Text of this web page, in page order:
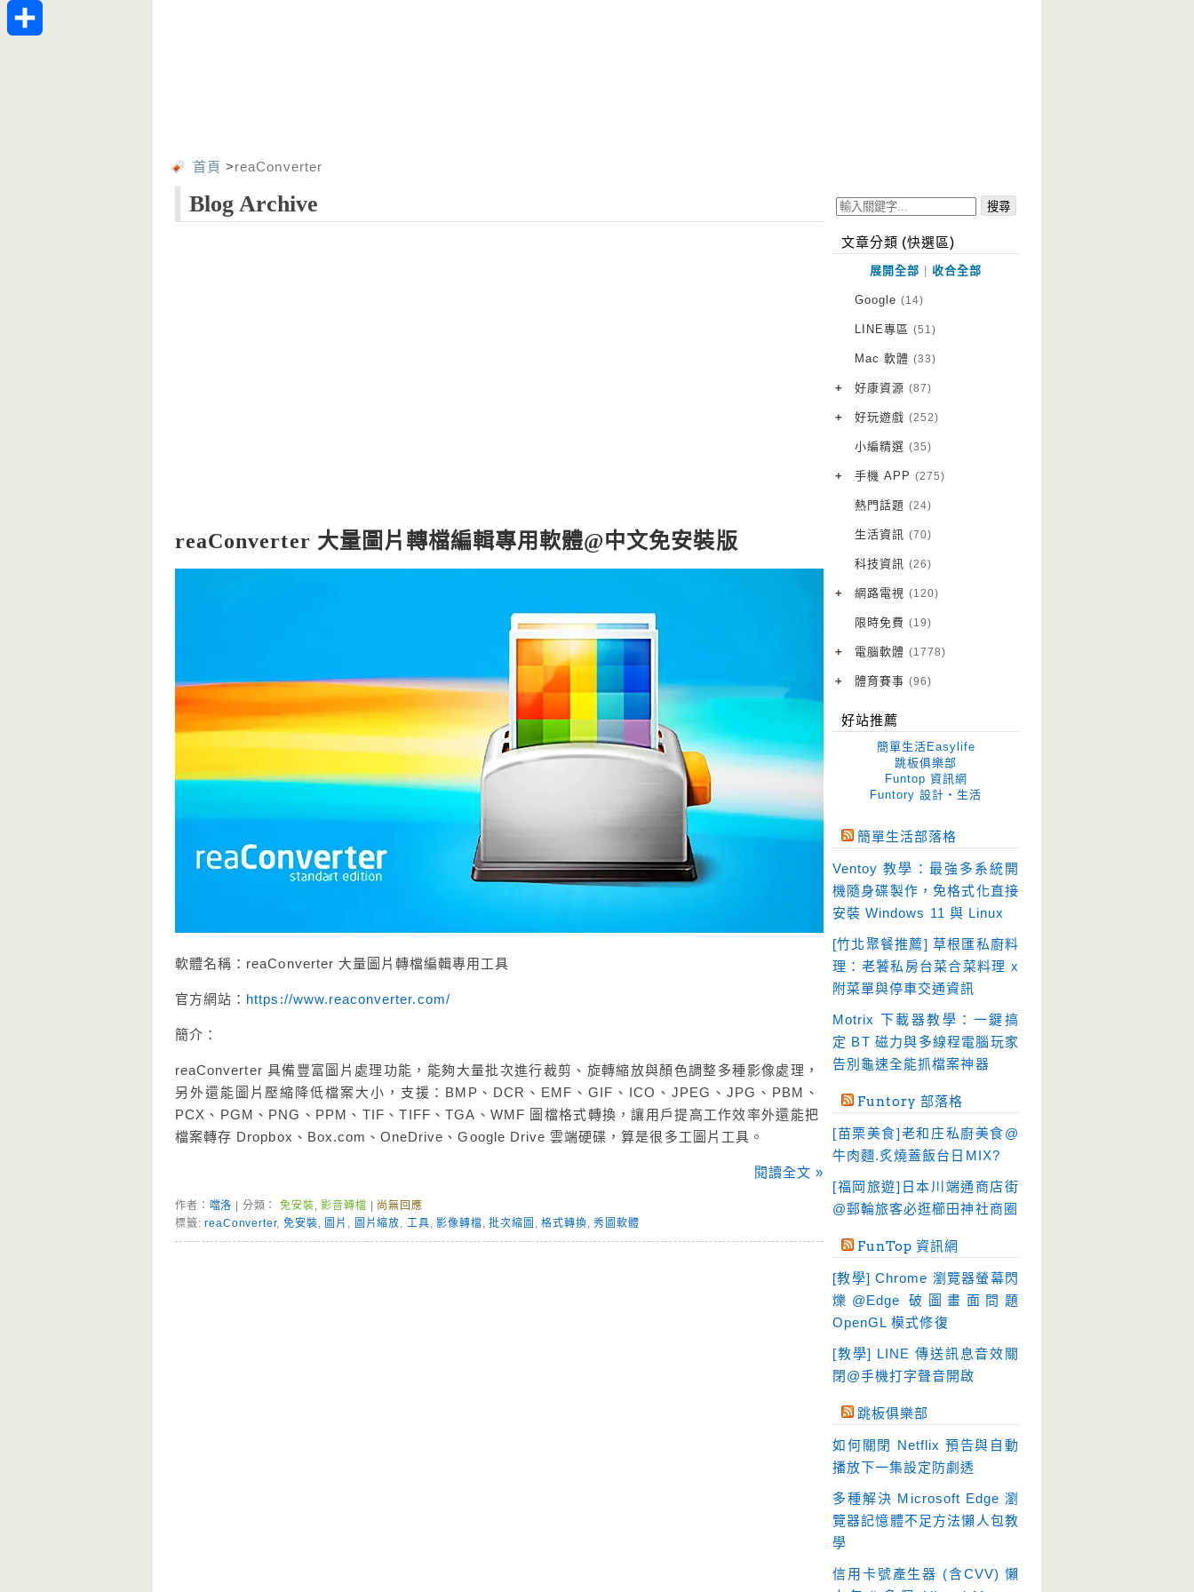
首頁 >reaConverter
Blog Archive
reaConverter 大量圖片轉檔編輯專用軟體@中文免安裝版
軟體名稱：reaConverter 大量圖片轉檔編輯專用工具
官方網站： https://www.reaconverter.com/
簡介：
reaConverter 具備豐富圖片處理功能，能夠大量批次進行裁剪、旋轉縮放與顏色調整多種影像處理，
另外還能圖片壓縮降低檔案大小，支援：BMP、DCR、EMF、GIF、ICO、JPEG、JPG、PBM、
PCX、PGM、PNG、PPM、TIF、TIFF、TGA、WMF 圖檔格式轉換，讓用戶提高工作效率外還能把
檔案轉存 Dropbox、Box.com、OneDrive、Google Drive 雲端硬碟，算是很多工圖片工具。
閱讀全文 »
作者： 噹洛 | 分類：免安裝,影音轉檔
尚無回應
標籤:reaConverter,免安裝, 圖片 , 圖片縮放, 工具,影像轉檔,批次縮圖 ,格式轉換,秀圖軟體
文章分類 (快選區)
展開全部 收合全部
Google (14)
LINE專區 (51)
Mac 軟體 (33)
+ 好康資源 (87)
VPN 翻牆
免費資源
字體下載
網站推薦
+ 好玩遊戲 (252)
Android 遊戲
iOS 遊戲
網頁遊戲
電腦遊戲
小編精選 (35)
+ 手機 APP (275)
Android 軟體
iOS 軟體
Root 相關
越獄JB
熱門話題 (24)
生活資訊 (70)
科技資訊 (26)
+ 網路電視 (120)
電視影集
電視節目
限時免費 (19)
+ 電腦軟體 (1778)
作業系統
優化軟體 (38)
光碟工具 (33)
免安裝 (641)
即時通訊 (23)
壓縮軟體 (9)
安全防護 (55)
影音播放 (51)
影音轉檔 (81)
教育學習 (23)
文書工具 (91)
畫面擷取 (36)
看圖程式 (17)
硬碟工具 (64)
系統工具 (242)
(188)
翻譯軟體 (3)
輸入法 (4)
+ 體育賽事 (96)
好站推薦
簡單生活Easylife
跳板俱樂部
Funtop 資訊網
Funtory 設計‧生活
簡單生活部落格
Ventoy 教學：最強多系統開
機隨身碟製作，免格式化直接
安裝 Windows 11 與 Linux
[竹北聚餐推薦] 草根匯私廚料
理：老饕私房台菜合菜料理 x
附菜單與停車交通資訊
Motrix 下載器教學：一鍵搞
定 BT 磁力與多線程電腦玩家
告別龜速全能抓檔案神器
Funtory 部落格
[苗栗美食]老和庄私廚美食@
牛肉麵.炙燒蓋飯台日MIX?
[福岡旅遊]日本川端通商店街
@郵輪旅客必逛櫛田神社商圈
FunTop 資訊網
[教學] Chrome 瀏覽器螢幕閃
爍@Edge 破圖畫面問題
OpenGL 模式修復
[教學] LINE 傳送訊息音效關
閉@手機打字聲音開啟
跳板俱樂部
如何關閉 Netflix 預告與自動
播放下一集設定防劇透
多種解決 Microsoft Edge 瀏
覽器記憶體不足方法懶人包教
學
信用卡號產生器 (含CVV) 懶
Telegram